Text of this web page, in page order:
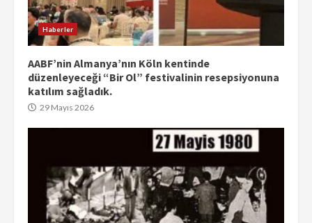
Haberler
AABF’nin Almanya’nın Köln kentinde
düzenleyeceği “Bir Ol” festivalinin resepsiyonuna
katılım sağladık.
29 Mayıs 2026